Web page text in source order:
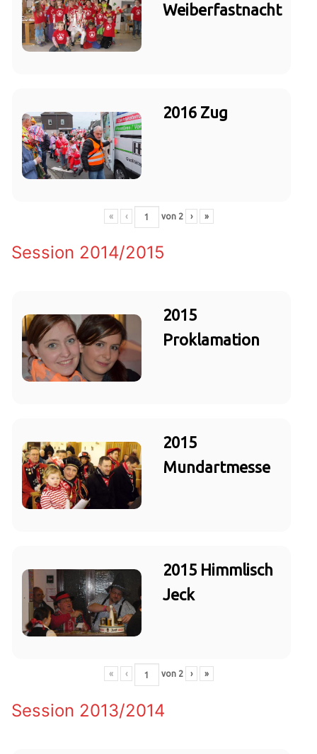
Weiberfastnacht
2016 Zug
« ‹ von 2 › »
Session 2014/2015
2015
Proklamation
2015
Mundartmesse
2015 Himmlisch
Jeck
« ‹ von 2 › »
Session 2013/2014